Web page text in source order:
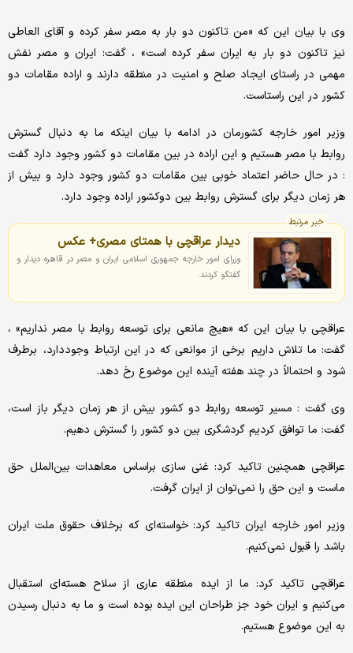
وی با بیان این که «من تاکنون دو بار به مصر سفر کرده و آقای العاطی
نیز تاکنون دو بار به ایران سفر کرده است» ، گفت: ایران و مصر نفش
مهمی در راستای ایجاد صلح و امنیت در منطقه دارند و اراده مقامات دو
کشور در این راستاست.
وزیر امور خارجه کشورمان در ادامه با بیان اینکه ما به دنبال گسترش
روابط با مصر هستیم و این اراده در بین مقامات دو کشور وجود دارد گفت
: در حال حاضر اعتماد خوبی بین مقامات دو کشور وجود دارد و بیش از
هر زمان دیگر برای گسترش روابط بین دوکشور اراده وجود دارد.
خبر مرتبط
دیدار عراقچی با همتای مصری+ عکس
وزرای امور خارجه جمهوری اسلامی ایران و مصر در قاهره دیدار و
گفتگو کردند.
عراقچی با بیان این که «هیچ مانعی برای توسعه روابط با مصر نداریم» ،
گفت: ما تلاش داریم برخی از موانعی که در این ارتباط وجوددارد، برطرف
شود و احتمالاً در چند هفته آینده این موضوع رخ دهد.
وی گفت : مسیر توسعه روابط دو کشور بیش از هر زمان دیگر باز است،
گفت: ما توافق کردیم گردشگری بین دو کشور را گسترش دهیم.
عراقچی همچنین تاکید کرد: غنی سازی براساس معاهدات بین‌الملل حق
ماست و این حق را نمی‌توان از ایران گرفت.
وزیر امور خارجه ایران تاکید کرد: خواسته‌ای که برخلاف حقوق ملت ایران
باشد را قبول نمی‌کنیم.
عراقچی تاکید کرد: ما از ایده منطقه عاری از سلاح هسته‌ای استقبال
می‌کنیم و ایران خود جز طراحان این ایده بوده است و ما به دنبال رسیدن
به این موضوع هستیم.